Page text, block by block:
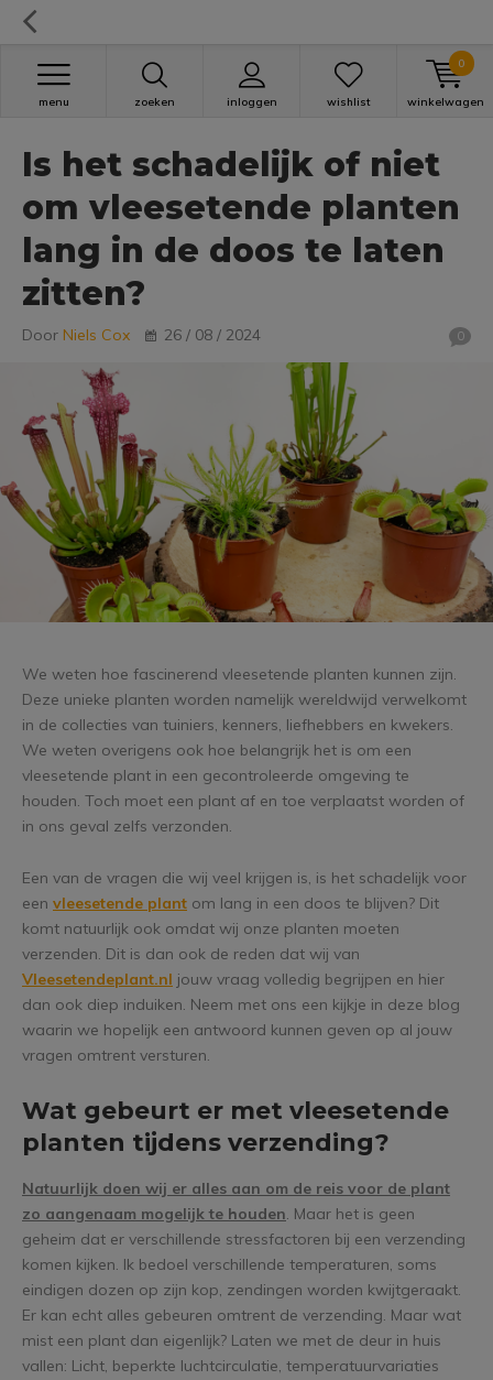
zoeken inloggen
menu wishlist winkelwagen
0
Is het schadelijk of niet
om vleesetende planten
lang in de doos te laten
zitten?
Door Niels Cox 26 / 08 / 2024 0
We weten hoe fascinerend vleesetende planten kunnen zijn.
Deze unieke planten worden namelijk wereldwijd verwelkomt
in de collecties van tuiniers, kenners, liefhebbers en kwekers.
We weten overigens ook hoe belangrijk het is om een
vleesetende plant in een gecontroleerde omgeving te
houden. Toch moet een plant af en toe verplaatst worden of
in ons geval zelfs verzonden.
Een van de vragen die wij veel krijgen is, is het schadelijk voor
een vleesetende plant om lang in een doos te blijven? Dit
komt natuurlijk ook omdat wij onze planten moeten
verzenden. Dit is dan ook de reden dat wij van
Vleesetendeplant.nl jouw vraag volledig begrijpen en hier
dan ook diep induiken. Neem met ons een kijkje in deze blog
waarin we hopelijk een antwoord kunnen geven op al jouw
vragen omtrent versturen.
Wat gebeurt er met vleesetende
planten tijdens verzending?
Natuurlijk doen wij er alles aan om de reis voor de plant
zo aangenaam mogelijk te houden. Maar het is geen
geheim dat er verschillende stressfactoren bij een verzending
komen kijken. Ik bedoel verschillende temperaturen, soms
eindigen dozen op zijn kop, zendingen worden kwijtgeraakt.
Er kan echt alles gebeuren omtrent de verzending. Maar wat
mist een plant dan eigenlijk? Laten we met de deur in huis
vallen: Licht, beperkte luchtcirculatie, temperatuurvariaties